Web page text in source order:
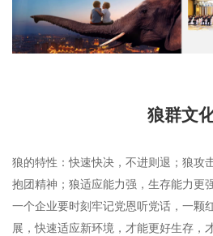
狼群文
狼的特性：快速快决，不进则退；狼攻
抱团精神；狼适应能力强，生存能力更强
一个企业要时刻牢记党恩听党话，一颗
展，快速适应新环境，才能更好生存，